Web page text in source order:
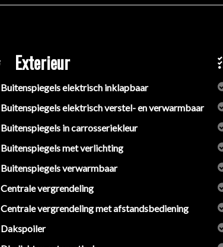
Exterieur
Buitenspiegels elektrisch inklapbaar
Buitenspiegels elektrisch verstel- en verwarmbaar
Buitenspiegels in carrosseriekleur
Buitenspiegels met verlichting
Buitenspiegels verwarmbaar
Centrale vergrendeling
Centrale vergrendeling met afstandsbediening
Dakspoiler